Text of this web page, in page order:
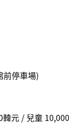
前停車場)
元 / 兒童